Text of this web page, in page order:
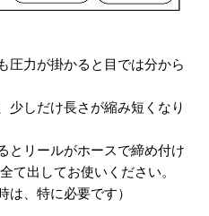
圧力が掛かると目では分から
少しだけ長さが縮み短くなり
とリールがホースで締め付け
て出してお使いください。
は、特に必要です）